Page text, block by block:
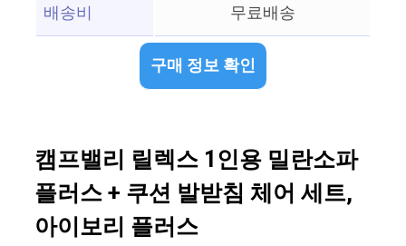
배송비
무료배송
구매 정보 확인
캠프밸리 릴렉스 1인용 밀란소파
플러스 + 쿠션 발받침 체어 세트,
아이보리 플러스